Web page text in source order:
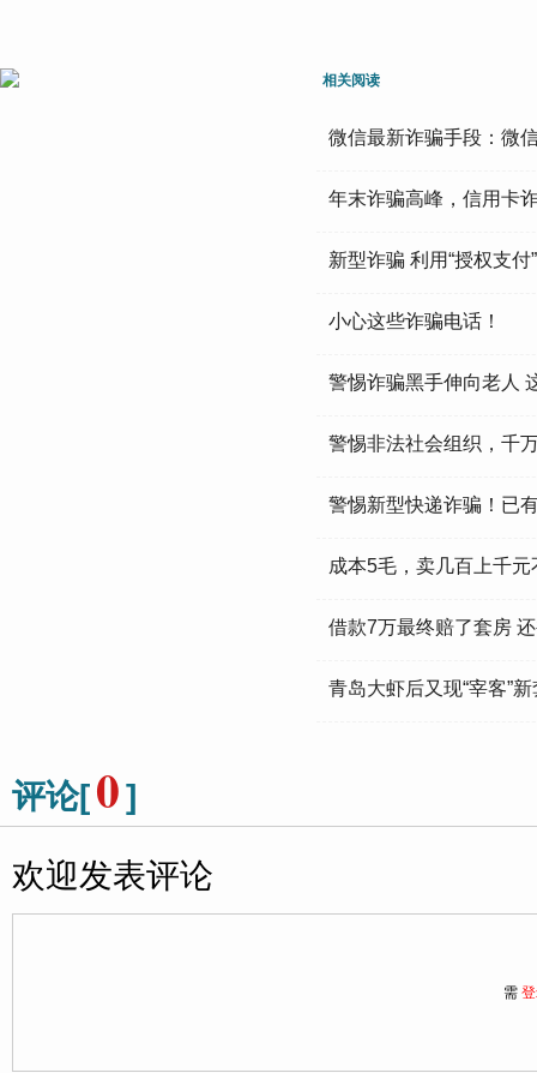
相关阅读
微信最新诈骗手段：微
年末诈骗高峰，信用卡
新型诈骗 利用“授权支付
小心这些诈骗电话！
警惕诈骗黑手伸向老人
警惕非法社会组织，千
警惕新型快递诈骗！已
成本5毛，卖几百上千
借款7万最终赔了套房
青岛大虾后又现“宰客”
评论[0]
欢迎发表评论
需